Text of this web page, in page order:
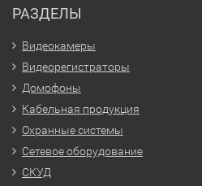
РАЗДЕЛЫ
Видеокамеры
Видеорегистраторы
Домофоны
Кабельная продукция
Охранные системы
Сетевое оборудование
СКУД